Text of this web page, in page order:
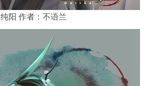
纯阳 作者：不语兰